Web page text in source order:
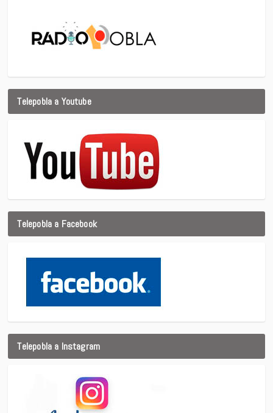
Telepobla a Youtube
Telepobla a Facebook
Telepobla a Instagram